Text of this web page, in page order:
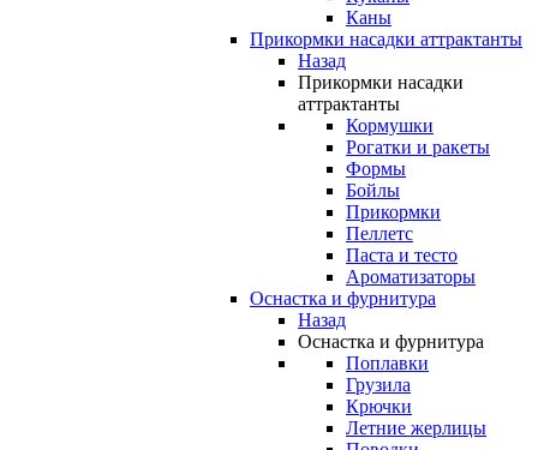
Каны
Прикормки насадки аттрактанты
Назад
Прикормки насадки
аттрактанты
Кормушки
Рогатки и ракеты
Формы
Бойлы
Прикормки
Пеллетс
Паста и тесто
Ароматизаторы
Оснастка и фурнитура
Назад
Оснастка и фурнитура
Поплавки
Грузила
Крючки
Летние жерлицы